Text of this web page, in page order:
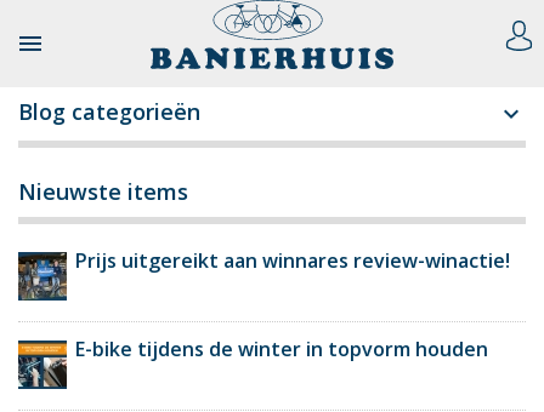

Blog categorieën 
Nieuwste items
Prijs uitgereikt aan winnares review-winactie!
E-bike tijdens de winter in topvorm houden